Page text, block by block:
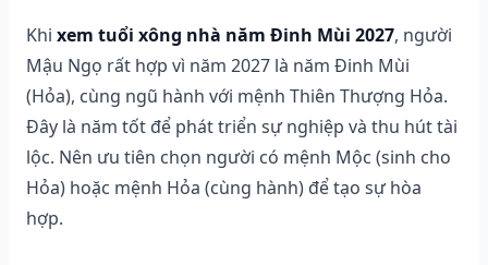
Khi xem tuổi xông nhà năm Đinh Mùi 2027, người
Mậu Ngọ rất hợp vì năm 2027 là năm Đinh Mùi
(Hỏa), cùng ngũ hành với mệnh Thiên Thượng Hỏa.
Đây là năm tốt để phát triển sự nghiệp và thu hút tài
lộc. Nên ưu tiên chọn người có mệnh Mộc (sinh cho
Hỏa) hoặc mệnh Hỏa (cùng hành) để tạo sự hòa
hợp.